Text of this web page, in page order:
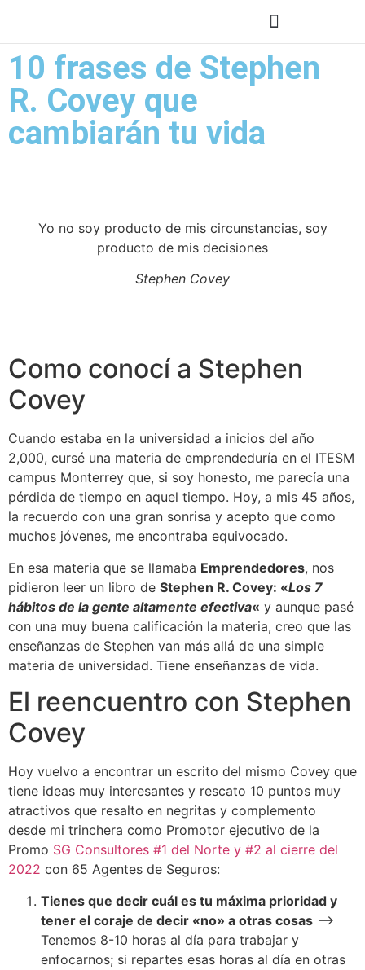
10 frases de Stephen
R. Covey que
cambiarán tu vida
Yo no soy producto de mis circunstancias, soy
producto de mis decisiones
Stephen Covey
Como conocí a Stephen
Covey
Cuando estaba en la universidad a inicios del año
2,000, cursé una materia de emprendeduría en el ITESM
campus Monterrey que, si soy honesto, me parecía una
pérdida de tiempo en aquel tiempo. Hoy, a mis 45 años,
la recuerdo con una gran sonrisa y acepto que como
muchos jóvenes, me encontraba equivocado.
En esa materia que se llamaba Emprendedores, nos
pidieron leer un libro de Stephen R. Covey: «Los 7
hábitos de la gente altamente efectiva« y aunque pasé
con una muy buena calificación la materia, creo que las
enseñanzas de Stephen van más allá de una simple
materia de universidad. Tiene enseñanzas de vida.
El reencuentro con Stephen
Covey
Hoy vuelvo a encontrar un escrito del mismo Covey que
tiene ideas muy interesantes y rescato 10 puntos muy
atractivos que resalto en negritas y complemento
desde mi trinchera como Promotor ejecutivo de la
Promo SG Consultores #1 del Norte y #2 al cierre del
2022 con 65 Agentes de Seguros:
Tienes que decir cuál es tu máxima prioridad y
tener el coraje de decir «no» a otras cosas –>
Tenemos 8-10 horas al día para trabajar y
enfocarnos; si repartes esas horas al día en otras